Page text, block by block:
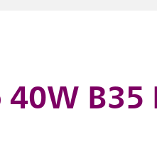
B35